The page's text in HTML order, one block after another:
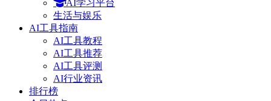
AI学习平台
生活与娱乐
AI工具指南
AI工具教程
AI工具推荐
AI工具评测
AI行业资讯
排行榜